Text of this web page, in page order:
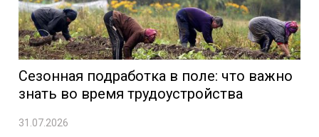
Сезонная подработка в поле: что важно
знать во время трудоустройства
31.07.2026